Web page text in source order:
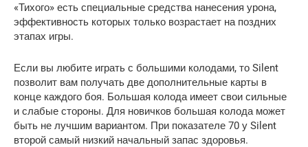
«Тихого» есть специальные средства нанесения урона,
эффективность которых только возрастает на поздних
этапах игры.
Если вы любите играть с большими колодами, то Silent
позволит вам получать две дополнительные карты в
конце каждого боя. Большая колода имеет свои сильные
и слабые стороны. Для новичков большая колода может
быть не лучшим вариантом. При показателе 70 у Silent
второй самый низкий начальный запас здоровья.